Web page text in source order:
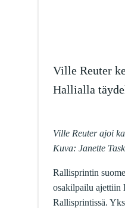
Ville Reuter
Hallialla
Ville Reuter ajoi
Kuva: Janette
Rallisprintin
osakilpailu ajettiin
Rallisprintissä.